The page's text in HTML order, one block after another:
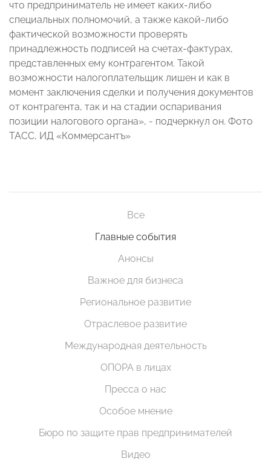
что предприниматель не имеет каких-либо
специальных полномочий, а также какой-либо
фактической возможности проверять
принадлежность подписей на счетах-фактурах,
представленных ему контрагентом. Такой
возможности налогоплательщик лишен и как в
момент заключения сделки и получения документов
от контрагента, так и на стадии оспаривания
позиции налогового органа», - подчеркнул он. Фото
ТАСС, ИД «Коммерсантъ»
Все
Главные события
Анонсы
Важное для бизнеса
Региональное развитие
Отраслевое развитие
Международная деятельность
ОПОРА в лицах
Пресса о нас
Особое мнение
Бюро по защите прав предпринимателей
Видео